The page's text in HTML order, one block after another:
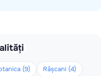
(9)
Râșcani (4)